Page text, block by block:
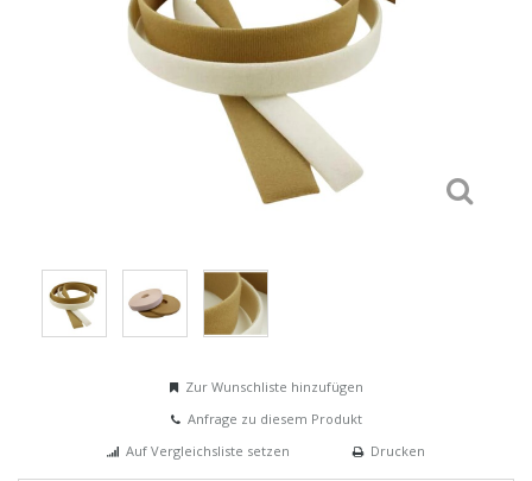
Zur Wunschliste hinzufügen
Anfrage zu diesem Produkt
Auf Vergleichsliste setzen
Drucken